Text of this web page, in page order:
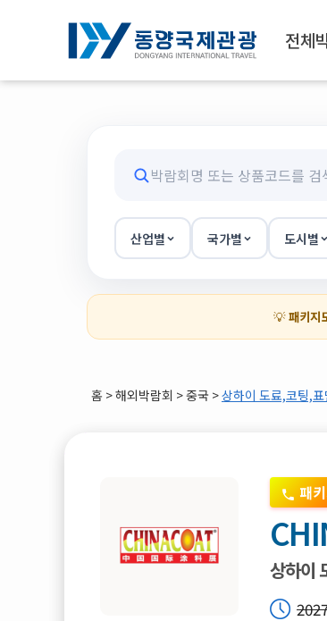
전체
산업별 국가별 도시별
💡패키지
홈 >해외박람회 > 중국 >상하이 도료,코팅,
패
상하이